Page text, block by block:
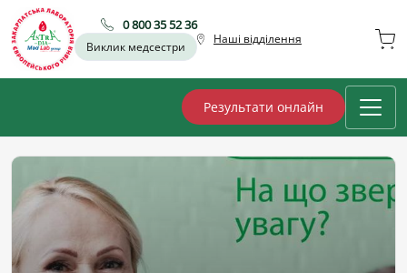
0 800 35 52 36
Виклик медсестри
Наші відділення
Результати онлайн